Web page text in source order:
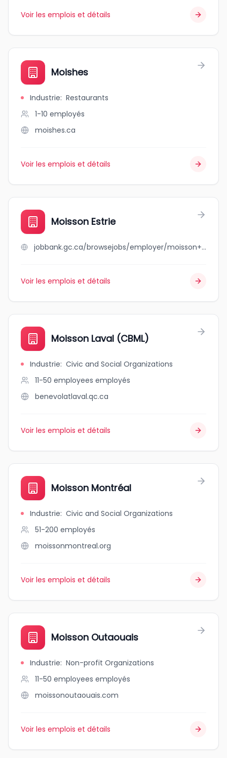
Voir les emplois et détails
Moishes
Industrie: Restaurants
1-10 employés
moishes.ca
Voir les emplois et détails
Moisson Estrie
jobbank.gc.ca/browsejobs/employer/moisson+estrie/ca
Voir les emplois et détails
Moisson Laval (CBML)
Industrie: Civic and Social Organizations
11-50 employees employés
benevolatlaval.qc.ca
Voir les emplois et détails
Moisson Montréal
Industrie: Civic and Social Organizations
51-200 employés
moissonmontreal.org
Voir les emplois et détails
Moisson Outaouais
Industrie: Non-profit Organizations
11-50 employees employés
moissonoutaouais.com
Voir les emplois et détails